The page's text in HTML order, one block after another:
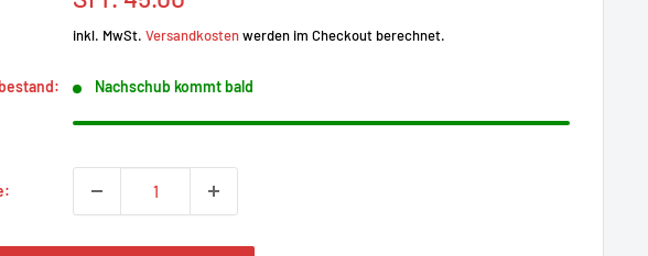
inkl. MwSt. Versandkostenwerden im Checkout berechnet.
Nachschub kommt bald